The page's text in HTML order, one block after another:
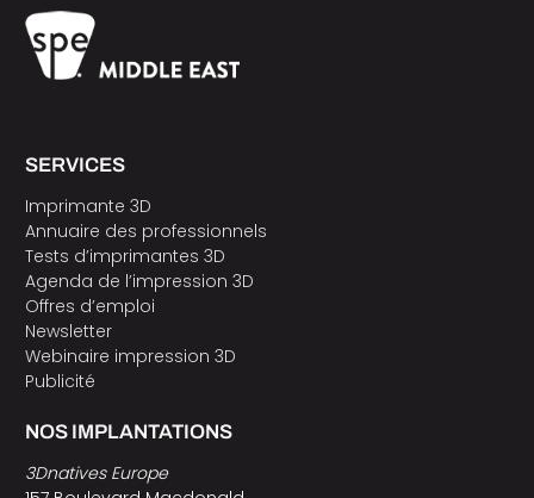
SERVICES
Imprimante 3D
Annuaire des professionnels
Tests d’imprimantes 3D
Agenda de l’impression 3D
Offres d’emploi
Newsletter
Webinaire impression 3D
Publicité
NOS IMPLANTATIONS
3Dnatives Europe